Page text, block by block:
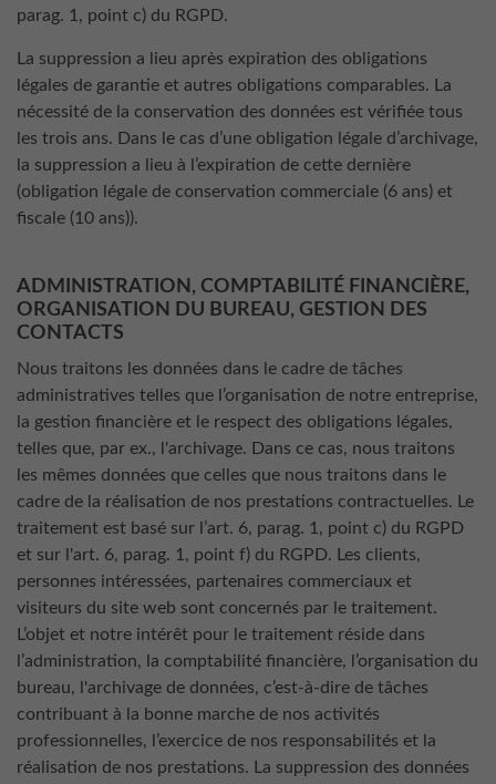
parag. 1, point c) du RGPD.
La suppression a lieu après expiration des obligations
légales de garantie et autres obligations comparables. La
nécessité de la conservation des données est vérifiée tous
les trois ans. Dans le cas d’une obligation légale d’archivage,
la suppression a lieu à l’expiration de cette dernière
(obligation légale de conservation commerciale (6 ans) et
fiscale (10 ans)).
ADMINISTRATION, COMPTABILITÉ FINANCIÈRE,
ORGANISATION DU BUREAU, GESTION DES
CONTACTS
Nous traitons les données dans le cadre de tâches
administratives telles que l’organisation de notre entreprise,
la gestion financière et le respect des obligations légales,
telles que, par ex., l'archivage. Dans ce cas, nous traitons
les mêmes données que celles que nous traitons dans le
cadre de la réalisation de nos prestations contractuelles. Le
traitement est basé sur l’art. 6, parag. 1, point c) du RGPD
et sur l'art. 6, parag. 1, point f) du RGPD. Les clients,
personnes intéressées, partenaires commerciaux et
visiteurs du site web sont concernés par le traitement.
L’objet et notre intérêt pour le traitement réside dans
l’administration, la comptabilité financière, l’organisation du
bureau, l'archivage de données, c’est-à-dire de tâches
contribuant à la bonne marche de nos activités
professionnelles, l’exercice de nos responsabilités et la
réalisation de nos prestations. La suppression des données